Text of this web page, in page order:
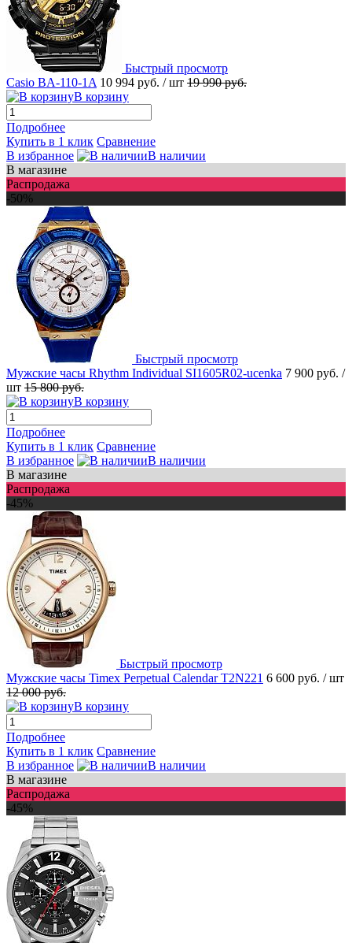
Быстрый просмотр
Casio BA-110-1A 10 994 руб. / шт 19 990 руб.
В корзину
Подробнее
Купить в 1 клик Сравнение
В избранное
В наличии
В магазине
Распродажа
-50%
Быстрый просмотр
Мужские часы Rhythm Individual SI1605R02-ucenka 7 900 руб. /
шт 15 800 руб.
В корзину
Подробнее
Купить в 1 клик Сравнение
В избранное
В наличии
В магазине
Распродажа
-45%
Быстрый просмотр
Мужские часы Timex Perpetual Calendar T2N221 6 600 руб. / шт
12 000 руб.
В корзину
Подробнее
Купить в 1 клик Сравнение
В избранное
В наличии
В магазине
Распродажа
-45%